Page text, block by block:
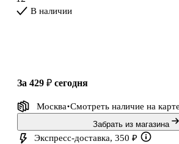
В наличии
за 429 ₽ сегодня
Москва Смотреть наличие на карте
Забрать из магазина
Экспресс-доставка, 350 ₽